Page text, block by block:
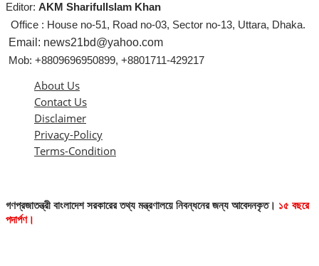
Editor: AKM SharifulIslam Khan
Office : House no-51, Road no-03, Sector no-13, Uttara, Dhaka.
Email: news21bd@yahoo.com
Mob: +8809696950899, +8801711-429217
About Us
Contact Us
Disclaimer
Privacy-Policy
Terms-Condition
গণপ্রজাতন্ত্রী বাংলাদেশ সরকারের তথ্য মন্ত্রণালয়ে নিবন্ধনের জন্য আবেদনকৃত। ১৫ বছরে
পদার্পণ।